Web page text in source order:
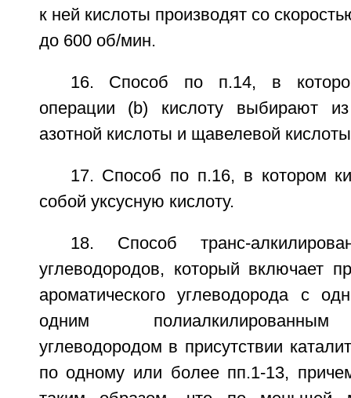
к ней кислоты производят со
до 600 об/мин.
16. Способ по п.14, в
операции (b) кислоту выбирают
азотной кислоты и щавелевой
17. Способ по п.16, в котором
собой уксусную кислоту.
18. Способ транс-
углеводородов, который включает
ароматического углеводорода с
одним полиалкилированным
углеводородом в присутствии
по одному или более пп.1-13,